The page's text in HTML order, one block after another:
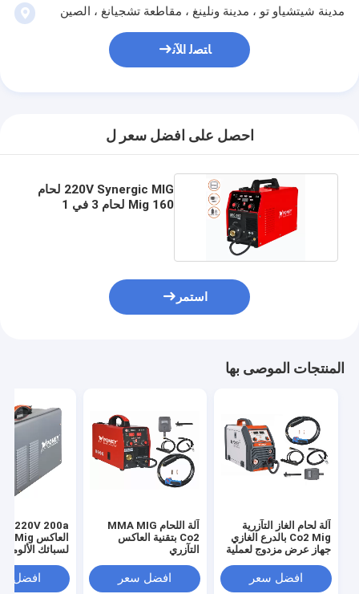
مدينة شيتشياو تو ، مدينة ونلينغ ، مقاطعة تشجيانغ ، الصين
ﺎﺘﺼﻟ ﺍﻶﻧ
احصل على افضل سعر ل
220V Synergic MIG لحام
Mig 160 لحام 3 في 1
استمر
المنتجات الموصى بها
آلة لحام الغاز التآزرية
Co2 Mig بالدرع الغازي
جهاز عرض مزدوج لعملية
افضل سعر
آلة اللحام MMA MIG
Co2 بتقنية العاكس
التآزري
افضل سعر
لسبائك
افضل